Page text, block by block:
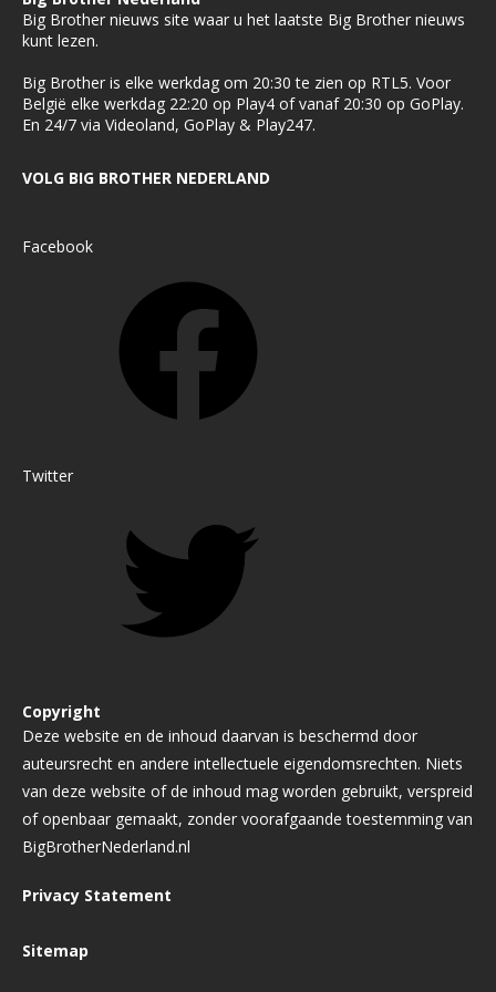
Big Brother nieuws site waar u het laatste Big Brother nieuws
kunt lezen.
Big Brother is elke werkdag om 20:30 te zien op RTL5. Voor
België elke werkdag 22:20 op Play4 of vanaf 20:30 op GoPlay.
En 24/7 via Videoland, GoPlay & Play247.
VOLG BIG BROTHER NEDERLAND
Facebook
Twitter
Copyright
Deze website en de inhoud daarvan is beschermd door
auteursrecht en andere intellectuele eigendomsrechten. Niets
van deze website of de inhoud mag worden gebruikt, verspreid
of openbaar gemaakt, zonder voorafgaande toestemming van
BigBrotherNederland.nl
Privacy Statement
Sitemap